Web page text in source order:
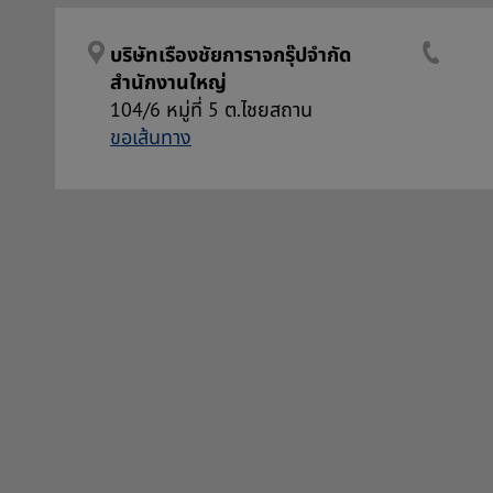
บริษัทเรืองชัยการาจกรุ๊ปจำกัด
สำนักงานใหญ่
104/6 หมู่ที่ 5 ต.ไชยสถาน
ขอเส้นทาง